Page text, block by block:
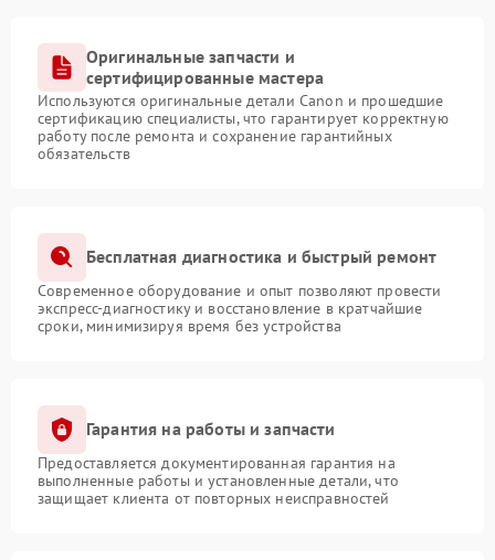
Оригинальные запчасти и
сертифицированные мастера
Используются оригинальные детали Canon и прошедшие
сертификацию специалисты, что гарантирует корректную
работу после ремонта и сохранение гарантийных
обязательств
Бесплатная диагностика и быстрый ремонт
Современное оборудование и опыт позволяют провести
экспресс-диагностику и восстановление в кратчайшие
сроки, минимизируя время без устройства
Гарантия на работы и запчасти
Предоставляется документированная гарантия на
выполненные работы и установленные детали, что
защищает клиента от повторных неисправностей